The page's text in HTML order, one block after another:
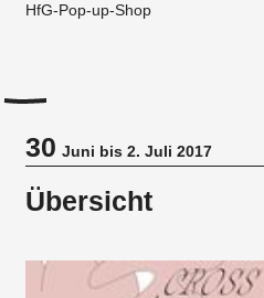
HfG-Pop-up-Shop
30Juni bis 2. Juli 2017
Übersicht